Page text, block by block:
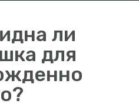
ли
для
ОТ